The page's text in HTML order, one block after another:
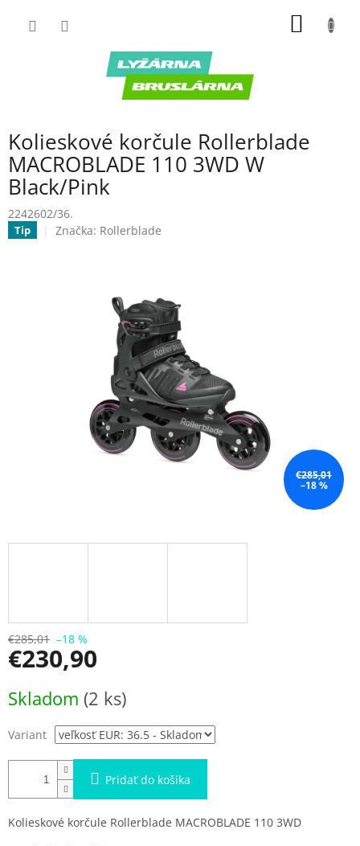
Kolieskové korčule Rollerblade
MACROBLADE 110 3WD W
Black/Pink
2242602/36.
Tip Značka: Rollerblade
€285,01
–18 %
€285,01 –18 %
€230,90
cena:
Skladom (2 ks)
Variant
Pridať do košíka
Kolieskové korčule Rollerblade MACROBLADE 110 3WD